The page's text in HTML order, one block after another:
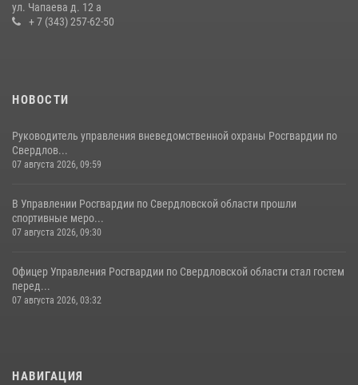
31 июля 2026, 12:27
ул. Чапаева д. 12 а
+ 7 (343) 257-62-50
НОВОСТИ
Руководитель управления вневедомственной охраны Росгвардии по
Свердлов...
07 августа 2026, 09:59
В Управлении Росгвардии по Свердловской области прошли
спортивные меро...
07 августа 2026, 09:30
Офицер Управления Росгвардии по Свердловской области стал гостем
перед...
07 августа 2026, 03:32
НАВИГАЦИЯ